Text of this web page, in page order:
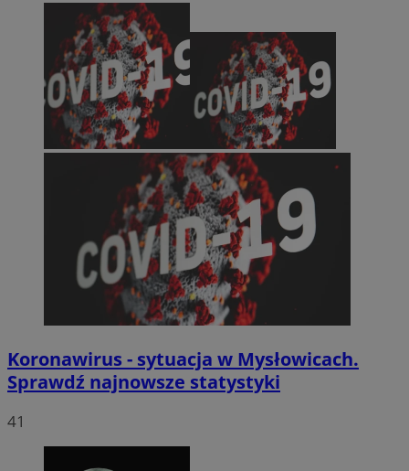
Koronawirus - sytuacja w Mysłowicach.
Sprawdź najnowsze statystyki
41